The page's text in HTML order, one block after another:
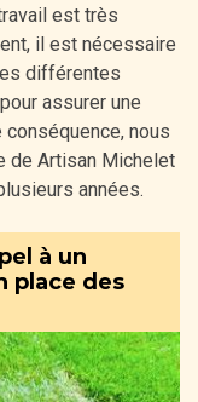
est très
il est nécessaire
différentes
assurer une
nous
de Artisan Michelet
années.
à un
place des